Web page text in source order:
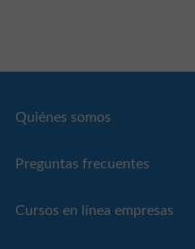
Quiénes somos
Preguntas frecuentes
Cursos en línea empresas